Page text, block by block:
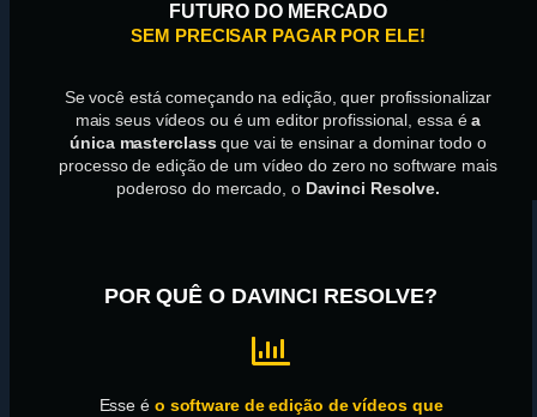
FUTURO DO MERCADO
SEM PRECISAR PAGAR POR ELE!
Se você está começando na edição, quer profissionalizar
mais seus vídeos ou é um editor profissional, essa éa
única masterclassque vai te ensinar a dominar todo o
processo de edição de um vídeo do zero no software mais
poderoso do mercado, oDavinci Resolve.
POR QUÊ O DAVINCI RESOLVE?
Esse éo software de edição de vídeos que